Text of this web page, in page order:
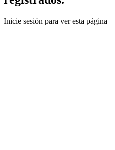
Inicie sesión para ver esta página